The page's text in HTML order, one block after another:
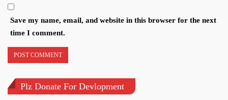
Save my name, email, and website in this browser for the next
time I comment.
Plz Donate For Devlopment